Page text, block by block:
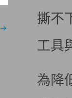
→
撕不
工具
為降